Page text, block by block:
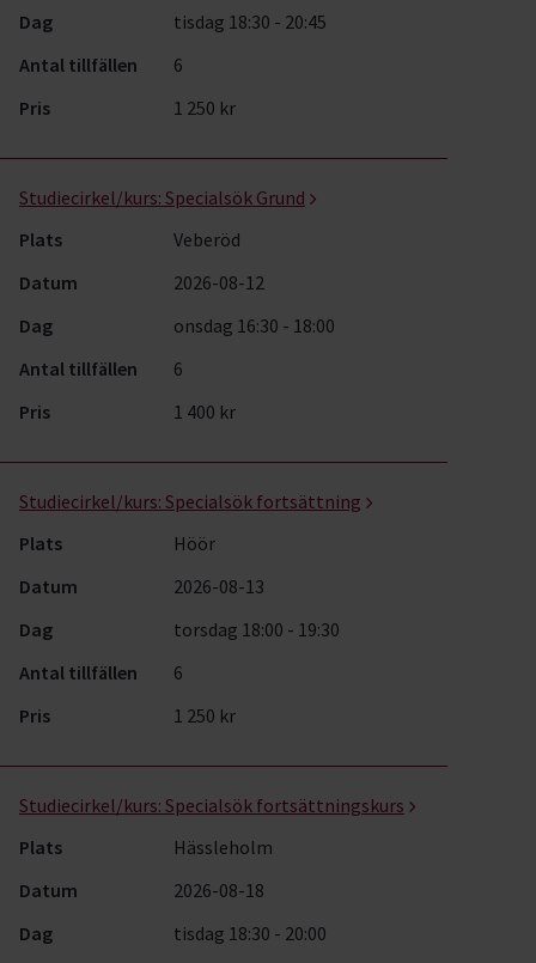
Dag
tisdag 18:30 - 20:45
Antal tillfällen
6
Pris
1 250 kr
Studiecirkel/kurs: Specialsök Grund
Plats
Veberöd
Datum
2026-08-12
Dag
onsdag 16:30 - 18:00
Antal tillfällen
6
Pris
1 400 kr
Studiecirkel/kurs: Specialsök fortsättning
Plats
Höör
Datum
2026-08-13
Dag
torsdag 18:00 - 19:30
Antal tillfällen
6
Pris
1 250 kr
Studiecirkel/kurs: Specialsök fortsättningskurs
Plats
Hässleholm
Datum
2026-08-18
Dag
tisdag 18:30 - 20:00